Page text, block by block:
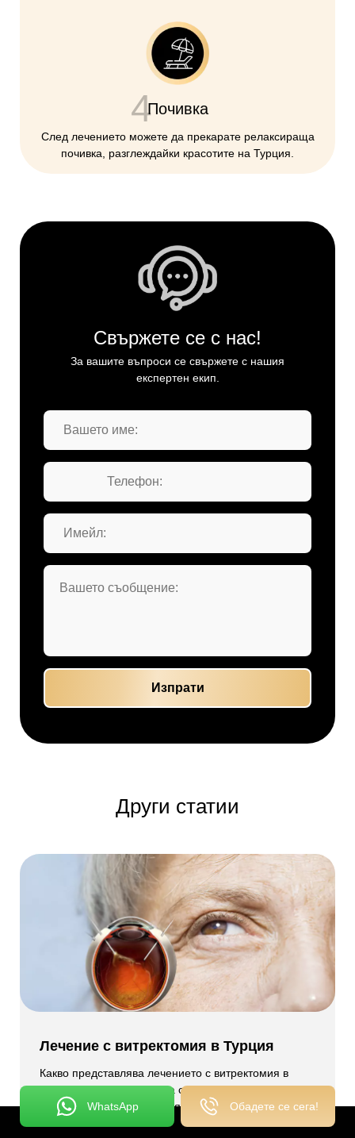
WhatsApp Обадете се сега!
4Почивка
След лечението можете да прекарате релаксираща
почивка, разглеждайки красотите на Турция.
Свържете се с нас!
За вашите въпроси се свържете с нашия
експертен екип.
Други статии
Лечение с витректомия в Турция
Какво представлява лечението с витректомия в
Турция? Изследването на съвременни хирургични
решения за сложни състояния на ретината и
стъкловидното тяло често кара пациентите да